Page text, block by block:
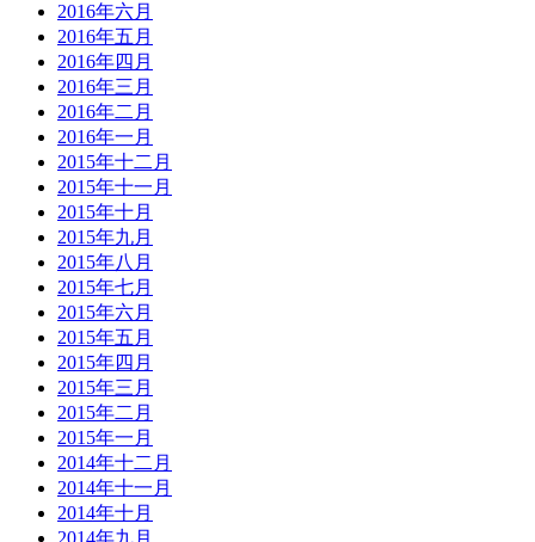
2016年六月
2016年五月
2016年四月
2016年三月
2016年二月
2016年一月
2015年十二月
2015年十一月
2015年十月
2015年九月
2015年八月
2015年七月
2015年六月
2015年五月
2015年四月
2015年三月
2015年二月
2015年一月
2014年十二月
2014年十一月
2014年十月